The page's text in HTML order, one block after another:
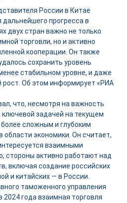
России в Китае
прогресса в
двух стран важно не только
торговли, но и активно
кооперации. Он также
сохранить уровень
стабильном уровне, и даже
рост. Об этом информирует «РИА
что, несмотря на важность
задачей на текущем
сложным и глубоким
экономики. Он считает,
взаимными
стороны активно работают над
включая создание российских
и китайских — в России.
таможенного управления
2024 года взаимная торговля